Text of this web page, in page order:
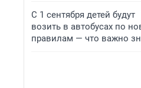
С 1 сентября детей будут
возить в автобусах по
правилам — что важно